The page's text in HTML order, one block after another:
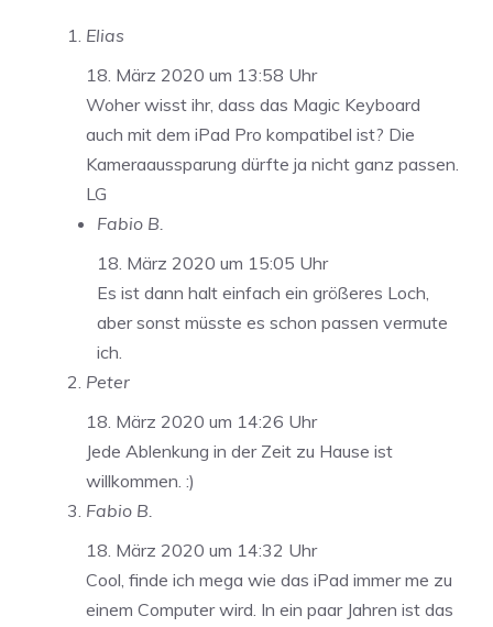
Elias
18. März 2020 um 13:58 Uhr
Woher wisst ihr, dass das Magic Keyboard
auch mit dem iPad Pro kompatibel ist? Die
Kameraaussparung dürfte ja nicht ganz passen.
LG
Fabio B.
18. März 2020 um 15:05 Uhr
Es ist dann halt einfach ein größeres Loch,
aber sonst müsste es schon passen vermute
ich.
Peter
18. März 2020 um 14:26 Uhr
Jede Ablenkung in der Zeit zu Hause ist
willkommen. :)
Fabio B.
18. März 2020 um 14:32 Uhr
Cool, finde ich mega wie das iPad immer me zu
einem Computer wird. In ein paar Jahren ist das